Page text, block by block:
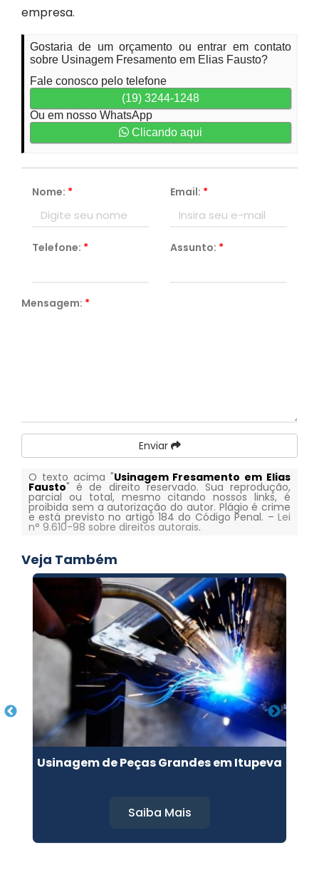
empresa.
Gostaria de um orçamento ou entrar em contato
sobre Usinagem Fresamento em Elias Fausto?
Fale conosco pelo telefone
(19) 3244-1248
Ou em nosso WhatsApp
Clicando aqui
Nome: * Email: *
Telefone: * Assunto: *
Mensagem: *
Enviar
O texto acima "Usinagem Fresamento em Elias
Fausto" é de direito reservado. Sua reprodução,
parcial ou total, mesmo citando nossos links, é
proibida sem a autorização do autor. Plágio é crime
e está previsto no artigo 184 do Código Penal. – Lei
n° 9.610-98 sobre direitos autorais.
Veja Também
Usinagem de Peças Grandes em Itupeva
Saiba Mais